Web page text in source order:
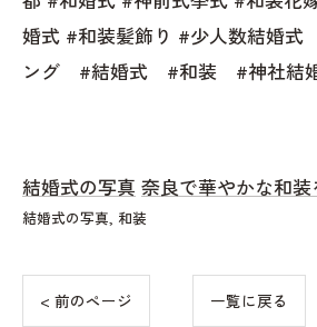
婚式 #和装髪飾り #少人数結婚
ング #結婚式 #和装 #神社結
結婚式の写真 奈良で華やかな和装
結婚式の写真 和装
< 前のページ 一覧に戻る